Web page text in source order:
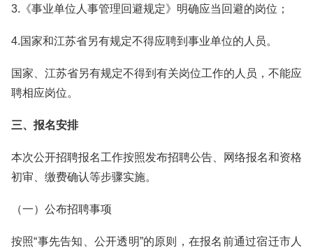
3.《事业单位人事管理回避规定》明确应当回避的岗位；
4.国家和江苏省另有规定不得应聘到事业单位的人员。
国家、江苏省另有规定不得到有关岗位工作的人员，不能应
聘相应岗位。
三、报名安排
本次公开招聘报名工作按照发布招聘公告、网络报名和资格
初审、缴费确认等步骤实施。
（一）公布招聘事项
按照“事先告知、公开透明”的原则，在报名前通过宿迁市人